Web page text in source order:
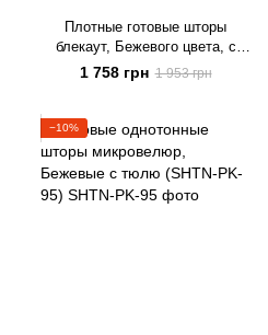
Плотные готовые шторы
блекаут, Бежевого цвета, с
тюлю ALBO (SHTN-202-1)
1 758 грн 1 953 грн
−10%